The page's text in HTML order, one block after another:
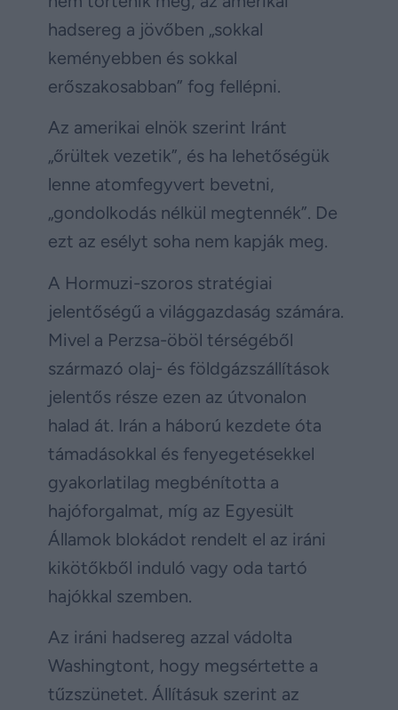
hadsereg a jövőben „sokkal
keményebben és sokkal
erőszakosabban” fog fellépni.
Az amerikai elnök szerint Iránt
„őrültek vezetik”, és ha lehetőségük
lenne atomfegyvert bevetni,
„gondolkodás nélkül megtennék”. De
ezt az esélyt soha nem kapják meg.
A Hormuzi-szoros stratégiai
jelentőségű a világgazdaság számára.
Mivel a Perzsa-öböl térségéből
származó olaj- és földgázszállítások
jelentős része ezen az útvonalon
halad át. Irán a háború kezdete óta
támadásokkal és fenyegetésekkel
gyakorlatilag megbénította a
hajóforgalmat, míg az Egyesült
Államok blokádot rendelt el az iráni
kikötőkből induló vagy oda tartó
hajókkal szemben.
Az iráni hadsereg azzal vádolta
Washingtont, hogy megsértette a
tűzszünetet. Állításuk szerint az